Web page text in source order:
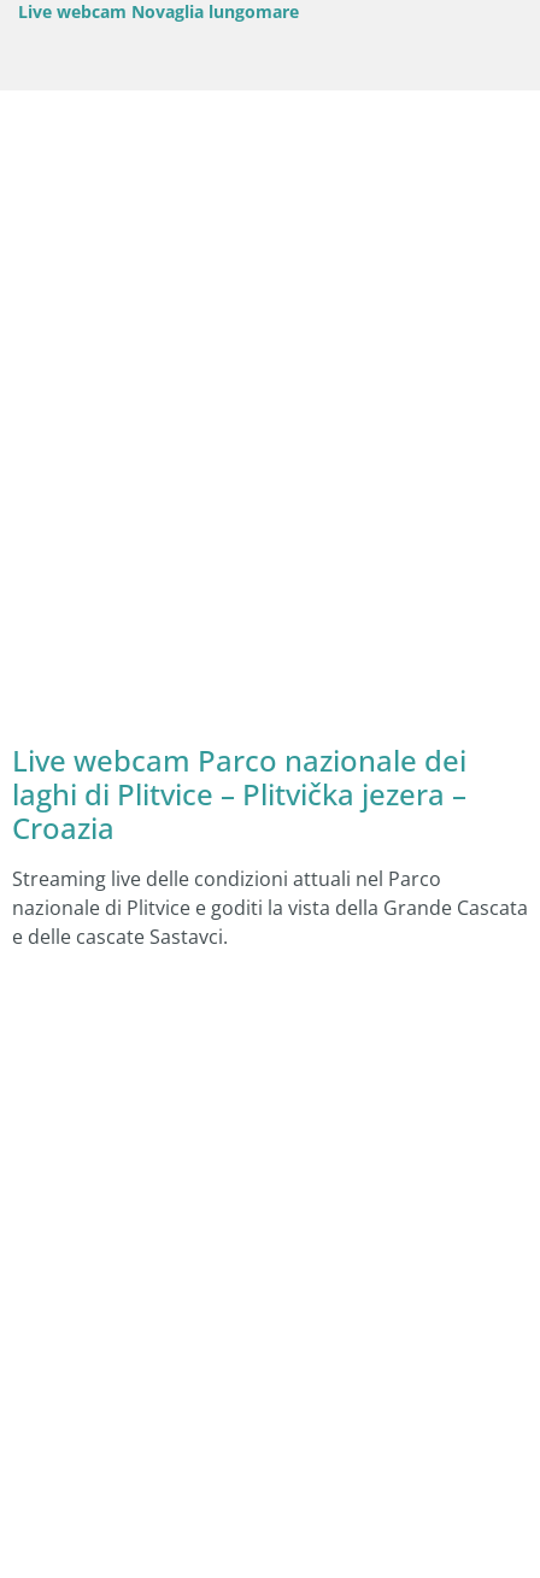
Live webcam Novaglia lungomare
Live webcam Parco nazionale dei
laghi di Plitvice – Plitvička jezera –
Croazia
Streaming live delle condizioni attuali nel Parco
nazionale di Plitvice e goditi la vista della Grande Cascata
e delle cascate Sastavci.